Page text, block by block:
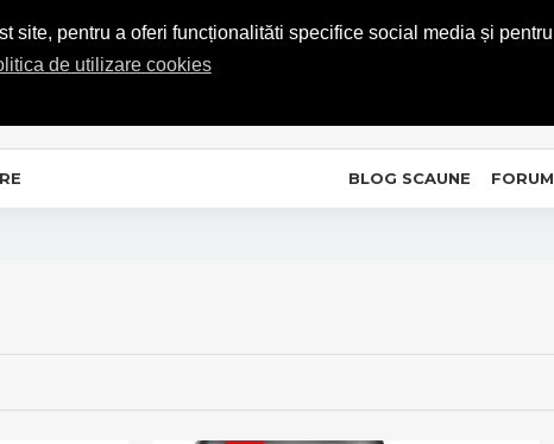
site, pentru a oferi funcționalităti specifice social media și pentru
de utilizare cookies
COMENZI TELEFONICE: 0720.865.728
BLOG SCAUNE FORUM